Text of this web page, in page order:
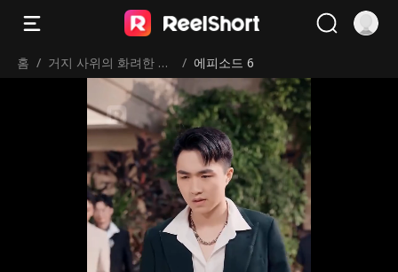
홈 / 거지 사위의 화려한 컴
/ 에피소드 6